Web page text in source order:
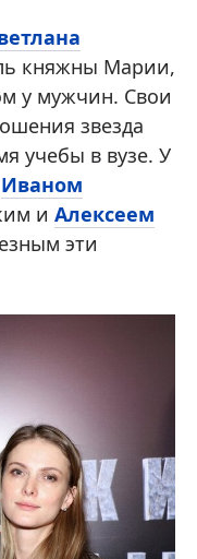
княжны Марии,
у мужчин. Свои
звезда
учебы в вузе. У
Иваном
и Алексеем
эти